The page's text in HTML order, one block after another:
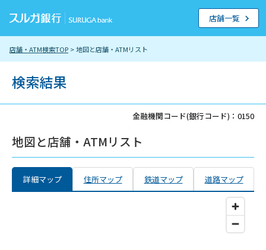
店舗・ATM検索TOP > 地図と店舗・ATMリスト
店舗一覧
検索結果
金融機関コード(銀行コード)：0150
地図と店舗・ATMリスト
詳細マップ 住所マップ 鉄道マップ 道路マップ